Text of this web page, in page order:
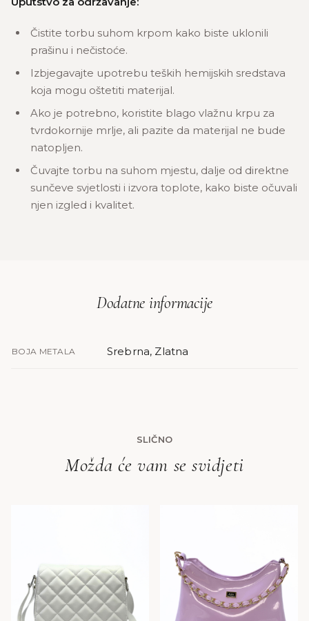
Čistite torbu suhom krpom kako biste uklonili
prašinu i nečistoće.
Izbjegavajte upotrebu teških hemijskih sredstava
koja mogu oštetiti materijal.
Ako je potrebno, koristite blago vlažnu krpu za
tvrdokornije mrlje, ali pazite da materijal ne bude
natopljen.
Čuvajte torbu na suhom mjestu, dalje od direktne
sunčeve svjetlosti i izvora toplote, kako biste očuvali
njen izgled i kvalitet.
Dodatne informacije
BOJA METALA Srebrna, Zlatna
SLIČNO
Možda će vam se svidjeti